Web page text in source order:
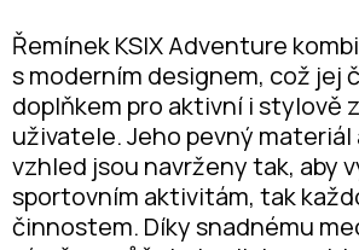
Řemínek KSIX Adventure
s moderním designem, což jej
doplňkem pro aktivní i stylově
uživatele. Jeho pevný
vzhled jsou navrženy tak, aby
sportovním aktivitám, tak
činnostem. Díky snadnému